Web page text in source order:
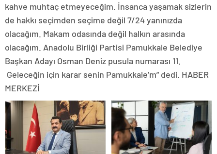
kahve muhtaç etmeyeceğim. İnsanca yaşamak sizlerin
de hakkı seçimden seçime değil 7/24 yanınızda
olacağım. Makam odasında değil halkın arasında
olacağım. Anadolu Birliği Partisi Pamukkale Belediye
Başkan Adayı Osman Deniz pusula numarası 11.
Geleceğin için karar senin Pamukkale’m” dedi. HABER
MERKEZİ